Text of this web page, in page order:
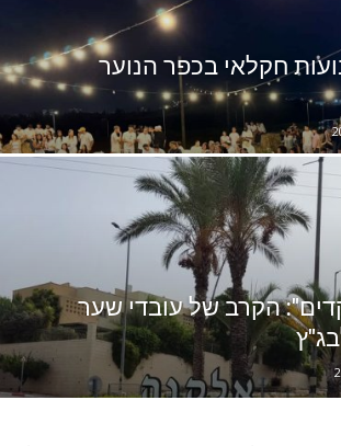
חקלאי בכפר הנוער
הקרב של עובדי שער